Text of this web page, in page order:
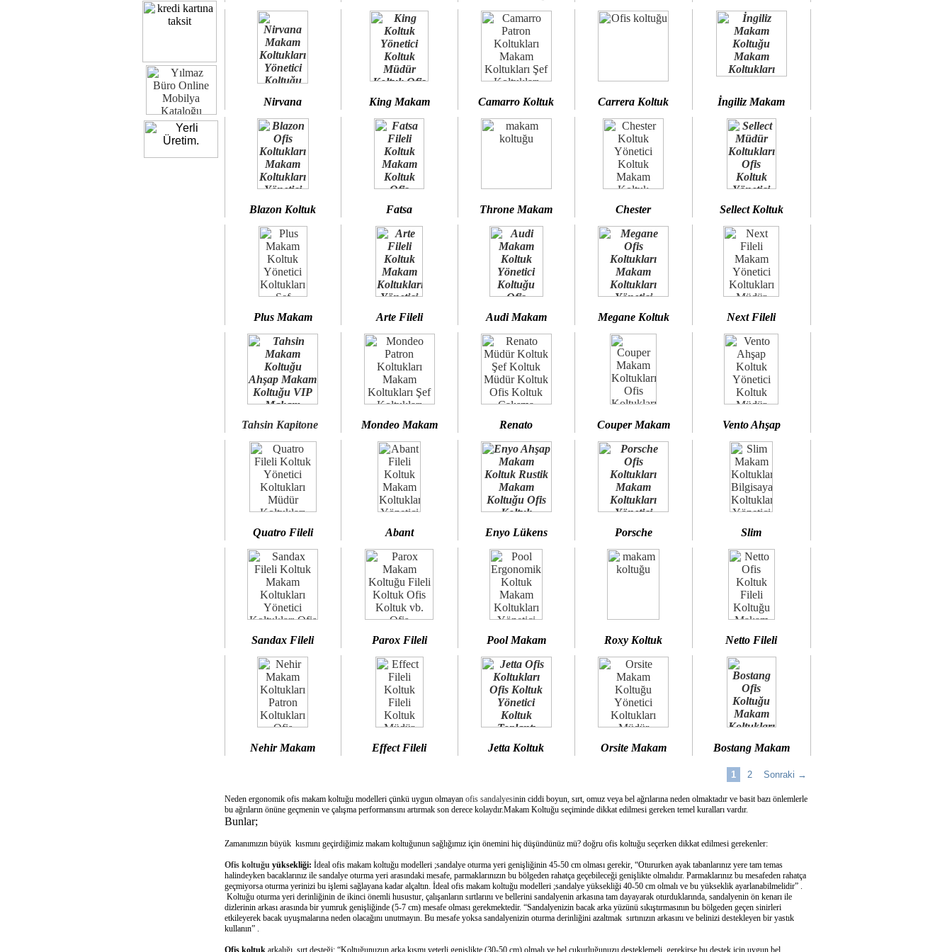
Nirvana King Makam Camarro Koltuk Carrera Koltuk İngiliz Makam
Blazon Koltuk Fatsa Throne Makam Chester Sellect Koltuk
Plus Makam Arte Fileli Audi Makam Megane Koltuk Next Fileli
Tahsin Kapitone Mondeo Makam Renato Couper Makam Vento Ahşap
Quatro Fileli Abant Enyo Lükens Porsche Slim
Sandax Fileli Parox Fileli Pool Makam Roxy Koltuk Netto Fileli
Nehir Makam Effect Fileli Jetta Koltuk Orsite Makam Bostang Makam
1 2 Sonraki →
Neden ergonomik ofis makam koltuğu modelleri çünkü uygun olmayan ofis sandalyesinin ciddi boyun, sırt, omuz veya bel ağrılarına neden olmaktadır ve basit bazı önlemlerle
bu ağrıların önüne geçmenin ve çalışma performansını artırmak son derece kolaydır.Makam Koltuğu seçiminde dikkat edilmesi gereken temel kuralları vardır.
Bunlar;
Zamanımızın büyük kısmını geçirdiğimiz makam koltuğunun sağlığımız için önemini hiç düşündünüz mü? doğru ofis koltuğu seçerken dikkat edilmesi gerekenler:
Ofis koltuğuyüksekliği: İdeal ofis makam koltuğu modelleri ;sandalye oturma yeri genişliğinin 45-50 cm olması gerekir, “Otururken ayak tabanlarınız yere tam temas
halindeyken bacaklarınız ile sandalye oturma yeri arasındaki mesafe, parmaklarınızın bu bölgeden rahatça geçebileceği genişlikte olmalıdır. Parmaklarınız bu mesafeden rahatça
geçmiyorsa oturma yerinizi bu işlemi sağlayana kadar alçaltın. İdeal ofis makam koltuğu modelleri ;sandalye yüksekliği 40-50 cm olmalı ve bu yükseklik ayarlanabilmelidir” .
Koltuğu oturma yeri derinliğinin de ikinci önemli husustur, çalışanların sırtlarını ve bellerini sandalyenin arkasına tam dayayarak oturduklarında, sandalyenin ön kenarı ile
dizlerinin arkası arasında bir yumruk genişliğinde (5-7 cm) mesafe olması gerekmektedir. “Sandalyenizin bacak arka yüzünü sıkıştırmasının bu bölgeden geçen sinirleri
etkileyerek bacak uyuşmalarına neden olacağını unutmayın. Bu mesafe yoksa sandalyenizin oturma derinliğini azaltmak sırtınızın arkasını ve belinizi destekleyen bir yastık
kullanın” .
Ofis koltuk arkalığı sırt desteği: “Koltuğunuzun arka kısmı yeterli genişlikte (30-50 cm) olmalı ve bel çukurluğunuzu desteklemeli, gerekirse bu destek için uygun bel